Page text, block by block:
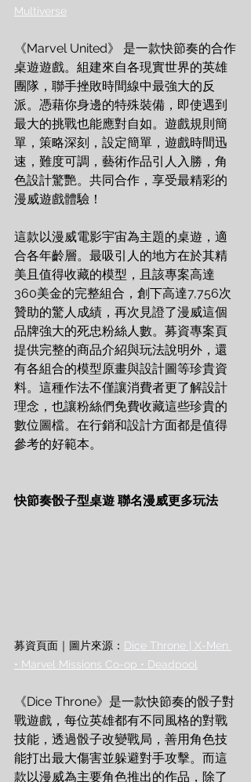
Multiverse
《Marvel United》 是一款快節奏的合作
桌遊遊戲。組建來自各現實世界的英雄
團隊，聯手挫敗時間線中最強大的反
派。憑藉你身邊的特殊裝備，即使遇到
最大的挑戰也能應對自如。遊戲規則簡
單，策略深刻，設定簡單，遊戲時間迅
速，難度可調，藝術作品引人入勝，角
色設計驚艷。共同合作，享受最精彩的
漫威遊戲體驗！
這款以漫威電影宇宙為主題的桌遊，適
合各年齡層。最吸引人的地方在於其精
美且值得收藏的模型，且該專案高達
360美金的完整組合，創下高達7,756次
贊助的驚人成績，再次見證了漫威這個
品牌強大的死忠粉絲人數。募資專案頁
提供完整的商品介紹與玩法說明外，還
有各組合的模型原畫與設計圖等珍貴資
料。這種作法不僅讓消費者更了解設計
理念，也讓粉絲們免費收藏這些珍貴的
數位圖檔。在行銷和設計方面都是值得
參考的好範本。
快節奏骰子型桌遊 聯名漫威更多玩法
募資頁面｜圖片來源： Dice Throne | X-Men
• Marvel Missions Co-op • Deadpool
《Dice Throne》是一款快節奏的骰子對
戰遊戲，每位英雄都有不同風格的對戰
技能，透過骰子改變戰局，善用角色技
能打出最大傷害並躲避對手攻擊。而這
款以漫威為主要角色推出的作品，除了